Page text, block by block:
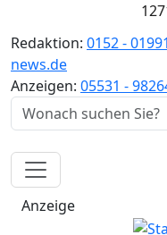
Redaktion: 0152 -
news.de
Anzeigen: 05531 -
Anzeige